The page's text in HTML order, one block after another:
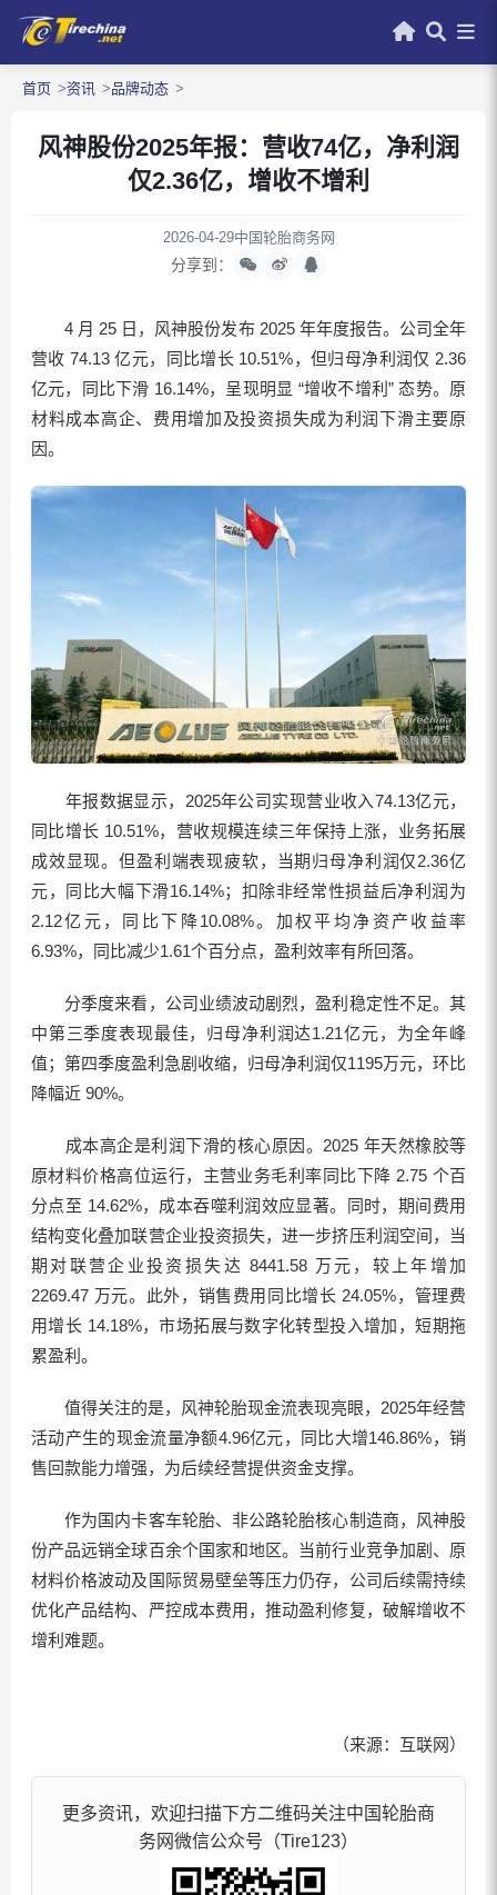
首页 资讯 品牌动态
风神股份2025年报：营收74亿，净利润
仅2.36亿，增收不增利
2026-04-29中国轮胎商务网
分享到：
4 月 25 日，风神股份发布 2025 年年度报告。公司全年
营收 74.13 亿元，同比增长 10.51%，但归母净利润仅 2.36
亿元，同比下滑 16.14%，呈现明显 “增收不增利” 态势。原
材料成本高企、费用增加及投资损失成为利润下滑主要原
因。
年报数据显示，2025年公司实现营业收入74.13亿元，
同比增长 10.51%，营收规模连续三年保持上涨，业务拓展
成效显现。但盈利端表现疲软，当期归母净利润仅2.36亿
元，同比大幅下滑16.14%；扣除非经常性损益后净利润为
2.12亿元，同比下降10.08%。加权平均净资产收益率
6.93%，同比减少1.61个百分点，盈利效率有所回落。
分季度来看，公司业绩波动剧烈，盈利稳定性不足。其
中第三季度表现最佳，归母净利润达1.21亿元，为全年峰
值；第四季度盈利急剧收缩，归母净利润仅1195万元，环比
降幅近 90%。
成本高企是利润下滑的核心原因。2025 年天然橡胶等
原材料价格高位运行，主营业务毛利率同比下降 2.75 个百
分点至 14.62%，成本吞噬利润效应显著。同时，期间费用
结构变化叠加联营企业投资损失，进一步挤压利润空间，当
期对联营企业投资损失达 8441.58 万元，较上年增加
2269.47 万元。此外，销售费用同比增长 24.05%，管理费
用增长 14.18%，市场拓展与数字化转型投入增加，短期拖
累盈利。
值得关注的是，风神轮胎现金流表现亮眼，2025年经营
活动产生的现金流量净额4.96亿元，同比大增146.86%，销
售回款能力增强，为后续经营提供资金支撑。
作为国内卡客车轮胎、非公路轮胎核心制造商，风神股
份产品远销全球百余个国家和地区。当前行业竞争加剧、原
材料价格波动及国际贸易壁垒等压力仍存，公司后续需持续
优化产品结构、严控成本费用，推动盈利修复，破解增收不
增利难题。
（来源：互联网）
更多资讯，欢迎扫描下方二维码关注中国轮胎商
务网微信公众号（Tire123）